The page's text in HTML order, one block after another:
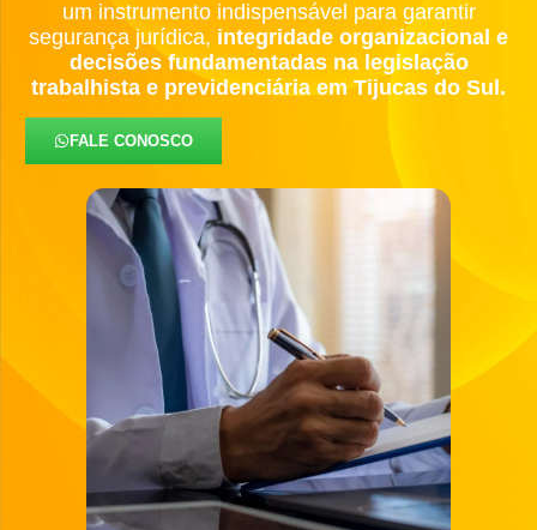
um instrumento indispensável para garantir
segurança jurídica, integridade organizacional e
decisões fundamentadas na legislação
trabalhista e previdenciária em Tijucas do Sul.
FALE CONOSCO